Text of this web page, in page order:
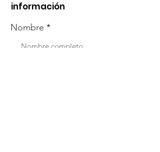
información
Nombre